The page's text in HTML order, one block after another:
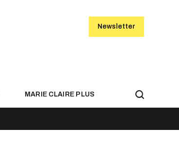
Newsletter
MARIE CLAIRE PLUS